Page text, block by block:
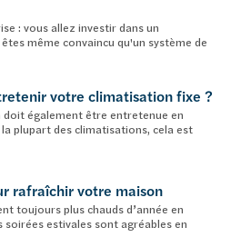
: vous allez investir dans un
même convaincu qu'un système de
votre climatisation fixe ?
doit également être entretenue en
plupart des climatisations, cela est
rafraîchir votre maison
toujours plus chauds d’année en
soirées estivales sont agréables en